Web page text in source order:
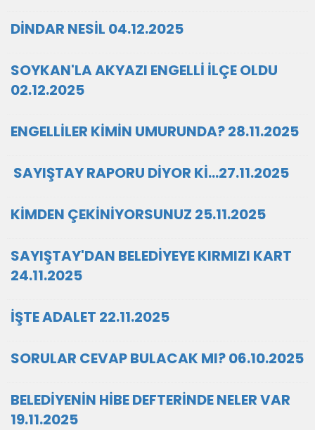
DİNDAR NESİL 04.12.2025
SOYKAN'LA AKYAZI ENGELLİ İLÇE OLDU
02.12.2025
ENGELLİLER KİMİN UMURUNDA? 28.11.2025
SAYIŞTAY RAPORU DİYOR Kİ…27.11.2025
KİMDEN ÇEKİNİYORSUNUZ 25.11.2025
SAYIŞTAY'DAN BELEDİYEYE KIRMIZI KART
24.11.2025
İŞTE ADALET 22.11.2025
SORULAR CEVAP BULACAK MI? 06.10.2025
BELEDİYENİN HİBE DEFTERİNDE NELER VAR
19.11.2025